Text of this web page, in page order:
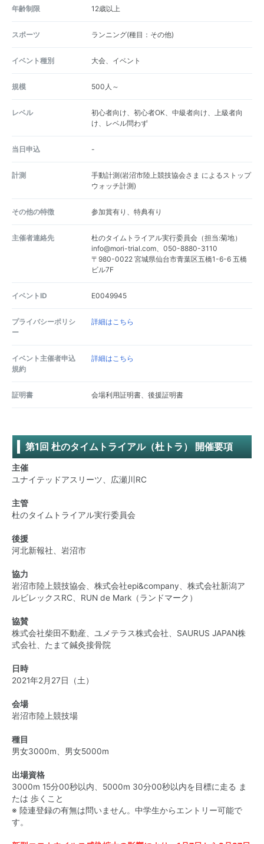
年齢制限 12歳以上
スポーツ ランニング(種目：その他)
イベント種別 大会、イベント
規模 500人～
レベル
初心者向け、初心者OK、中級者向け、上級者向
け、レベル問わず
当日申込 -
計測
手動計測(岩沼市陸上競技協会さま によるストップ
ウォッチ計測)
その他の特徴 参加賞有り、特典有り
主催者連絡先
杜のタイムトライアル実行委員会（担当:菊地）
info@mori-trial.com、050-8880-3110
〒980-0022 宮城県仙台市青葉区五橋1-6-6 五橋
ビル7F
イベントID E0049945
プライバシーポリシ
ー
詳細はこちら
イベント主催者申込
規約
詳細はこちら
証明書 会場利用証明書、後援証明書
第1回 杜のタイムトライアル（杜トラ） 開催要項
主催
ユナイテッドアスリーツ、広瀬川RC
主管
杜のタイムトライアル実行委員会
後援
河北新報社、岩沼市
協力
岩沼市陸上競技協会、株式会社epi&company、株式会社新潟ア
ルビレックスRC、RUN de Mark（ランドマーク）
協賛
株式会社柴田不動産、ユメテラス株式会社、SAURUS JAPAN株
式会社、たまて鍼灸接骨院
日時
2021年2月27日（土）
会場
岩沼市陸上競技場
種目
男女3000m、男女5000m
出場資格
3000m 15分00秒以内、5000m 30分00秒以内を目標に走る ま
たは 歩くこと
※ 陸連登録の有無は問いません。中学生からエントリー可能で
す。